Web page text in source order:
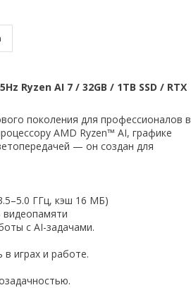
Ryzen AI 7 / 32GB / 1TB SSD / RTX
поколения для профессионалов в
AMD Ryzen™ AI, графике
— он создан для
ГГц, кэш 16 МБ)
видеопамяти
с AI-задачами.
играх и работе.